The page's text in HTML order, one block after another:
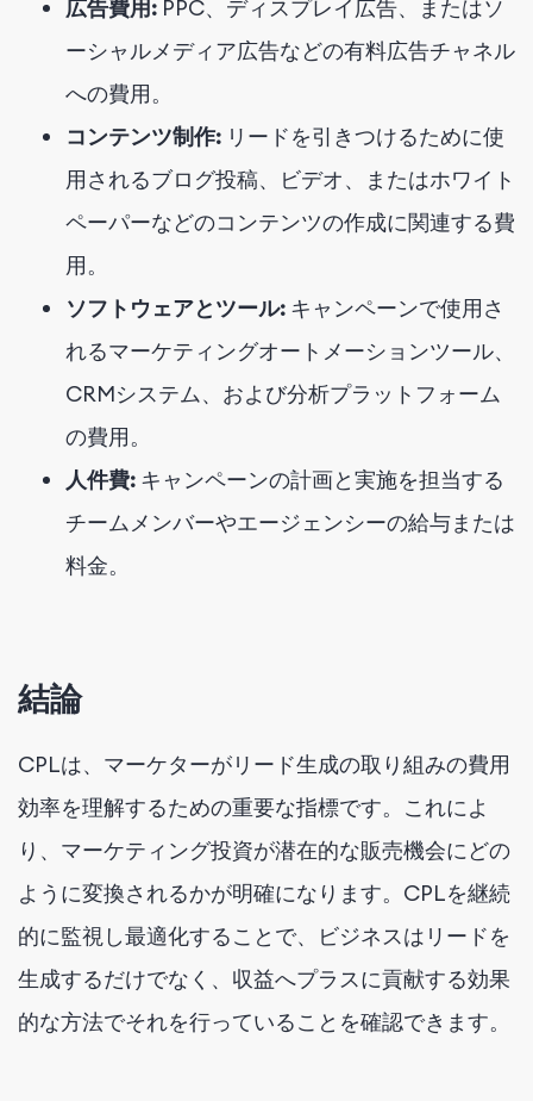
広告費用: PPC、ディスプレイ広告、またはソ
ーシャルメディア広告などの有料広告チャネル
への費用。
コンテンツ制作: リードを引きつけるために使
用されるブログ投稿、ビデオ、またはホワイト
ペーパーなどのコンテンツの作成に関連する費
用。
ソフトウェアとツール: キャンペーンで使用さ
れるマーケティングオートメーションツール、
CRMシステム、および分析プラットフォーム
の費用。
人件費: キャンペーンの計画と実施を担当する
チームメンバーやエージェンシーの給与または
料金。
結論
CPLは、マーケターがリード生成の取り組みの費用
効率を理解するための重要な指標です。これによ
り、マーケティング投資が潜在的な販売機会にどの
ように変換されるかが明確になります。CPLを継続
的に監視し最適化することで、ビジネスはリードを
生成するだけでなく、収益へプラスに貢献する効果
的な方法でそれを行っていることを確認できます。